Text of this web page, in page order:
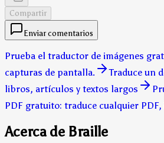
Compartir
Enviar comentarios
Prueba el traductor de imágenes
capturas de pantalla.
Traduce un
libros, artículos y textos largos
PDF gratuito: traduce cualquier
Acerca de Braille